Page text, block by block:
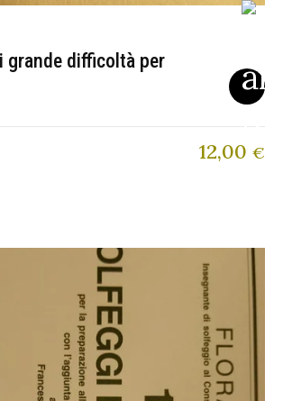
grande difficoltà per
12,00 €